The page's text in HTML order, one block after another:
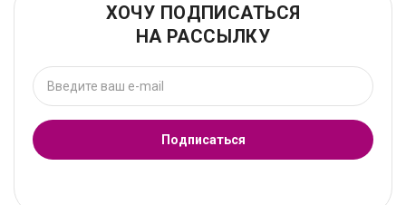
ХОЧУ ПОДПИСАТЬСЯ
НА РАССЫЛКУ
Подписаться